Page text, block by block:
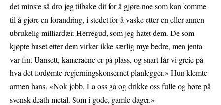
det minste så dro jeg tilbake dit for å gjøre noe som kan komme
til å gjøre en forandring, i stedet for å vaske etter en eller annen
ubrukelig milliardær. Herregud, som jeg hatet dem. De som
kjøpte huset etter dem virker ikke særlig mye bedre, men jenta
var fin. Uansett, kameraene er på plass, og snart får vi greie på
hva det fordømte regjerningskonsernet planlegger.» Hun klemte
armen hans. «Nok jobb. La oss gå og drikke oss fulle og høre på
svensk death metal. Som i gode, gamle dager.»